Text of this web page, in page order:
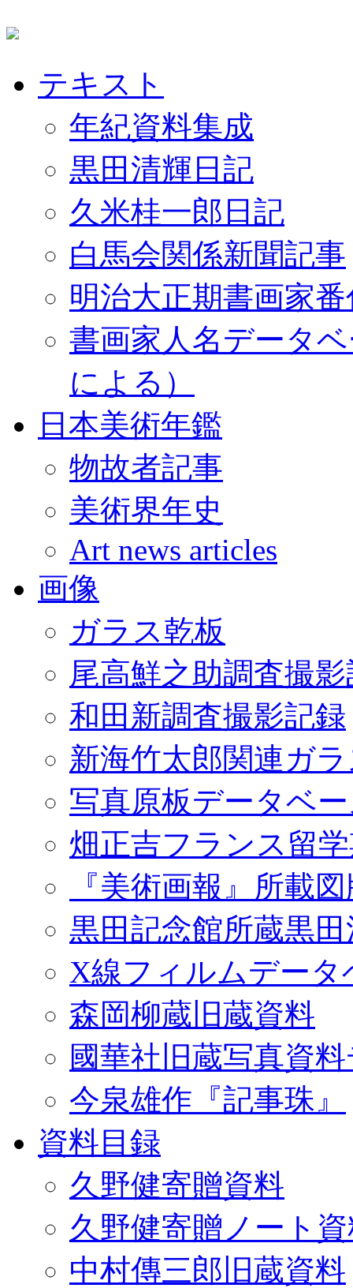
テキスト
年紀資料集成
黒田清輝日記
久米桂一郎日記
白馬会関係新聞記事
明治大正期書画家
書画家人名データ
による）
日本美術年鑑
物故者記事
美術界年史
Art news articles
画像
ガラス乾板
尾高鮮之助調査撮
和田新調査撮影記録
新海竹太郎関連ガ
写真原板データベ
畑正吉フランス留
『美術画報』所載
黒田記念館所蔵黒
X線フィルムデータ
森岡柳蔵旧蔵資料
國華社旧蔵写真資
今泉雄作『記事珠』
資料目録
久野健寄贈資料
久野健寄贈ノート
中村傳三郎旧蔵資料